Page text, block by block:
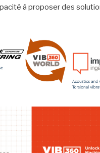
à proposer des